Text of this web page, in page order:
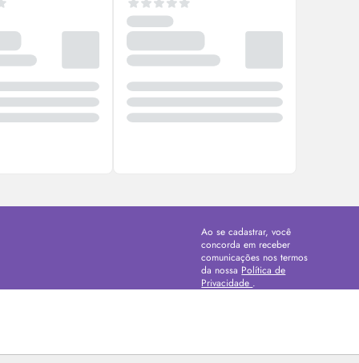
Ao se cadastrar, você
concorda em receber
comunicações nos termos
da nossa Política de
Privacidade .